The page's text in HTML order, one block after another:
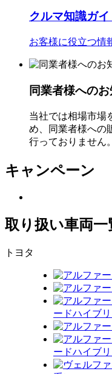
クルマ知識ガイ
お客様に役立つ情
同業者様への
当社では相場市場
め、同業者様への
行っておりません。
キャンペーン
取り扱い車両一
トヨタ
ードハイブリ
ードハイブリ